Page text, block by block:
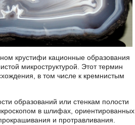
крустифи кационные образования
микроструктурой. Этот термин
в том числе к кремнистым
образований или стенкам полости
в шлифах, ориентированных
и протравливания.